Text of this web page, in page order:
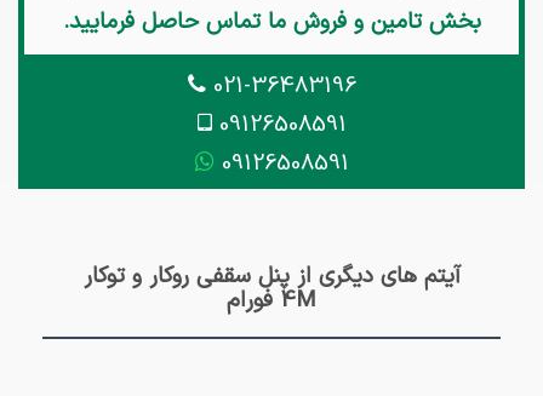
بخش تامین و فروش ما تماس حاصل فرمایید.
021-36483196
09126508591
09126508591
آیتم های دیگری از پنل سقفی روکار و توکار
4M فورام